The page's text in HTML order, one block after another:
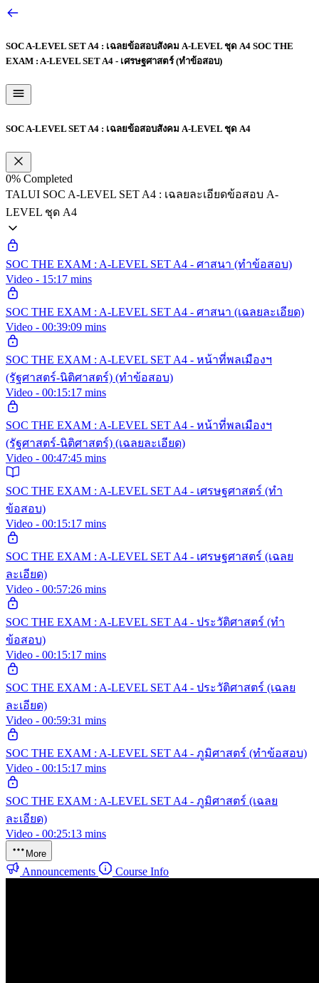
SOC A-LEVEL SET A4 : เฉลยข้อสอบสังคม A-LEVEL ชุด A4 SOC THE
EXAM : A-LEVEL SET A4 - เศรษฐศาสตร์ (ทำข้อสอบ)
SOC A-LEVEL SET A4 : เฉลยข้อสอบสังคม A-LEVEL ชุด A4
0% Completed
TALUI SOC A-LEVEL SET A4 : เฉลยละเอียดข้อสอบ A-
LEVEL ชุด A4
SOC THE EXAM : A-LEVEL SET A4 - ศาสนา (ทำข้อสอบ)
Video - 15:17 mins
SOC THE EXAM : A-LEVEL SET A4 - ศาสนา (เฉลยละเอียด)
Video - 00:39:09 mins
SOC THE EXAM : A-LEVEL SET A4 - หน้าที่พลเมืองฯ
(รัฐศาสตร์-นิติศาสตร์) (ทำข้อสอบ)
Video - 00:15:17 mins
SOC THE EXAM : A-LEVEL SET A4 - หน้าที่พลเมืองฯ
(รัฐศาสตร์-นิติศาสตร์) (เฉลยละเอียด)
Video - 00:47:45 mins
SOC THE EXAM : A-LEVEL SET A4 - เศรษฐศาสตร์ (ทำ
ข้อสอบ)
Video - 00:15:17 mins
SOC THE EXAM : A-LEVEL SET A4 - เศรษฐศาสตร์ (เฉลย
ละเอียด)
Video - 00:57:26 mins
SOC THE EXAM : A-LEVEL SET A4 - ประวัติศาสตร์ (ทำ
ข้อสอบ)
Video - 00:15:17 mins
SOC THE EXAM : A-LEVEL SET A4 - ประวัติศาสตร์ (เฉลย
ละเอียด)
Video - 00:59:31 mins
SOC THE EXAM : A-LEVEL SET A4 - ภูมิศาสตร์ (ทำข้อสอบ)
Video - 00:15:17 mins
SOC THE EXAM : A-LEVEL SET A4 - ภูมิศาสตร์ (เฉลย
ละเอียด)
Video - 00:25:13 mins
More
Announcements Course Info